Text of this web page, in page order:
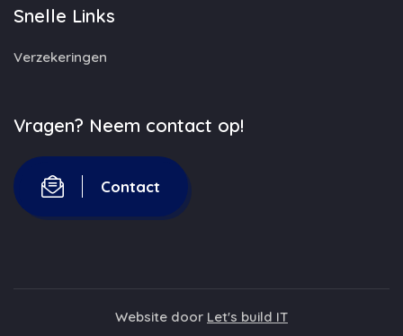
Snelle Links
Verzekeringen
Vragen? Neem contact op!
Contact
Website door Let's build IT